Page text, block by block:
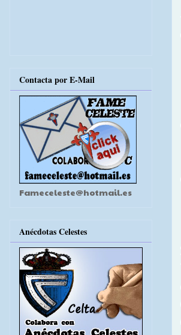
Contacta por E-Mail
Fameceleste@hotmail.es
Anécdotas Celestes